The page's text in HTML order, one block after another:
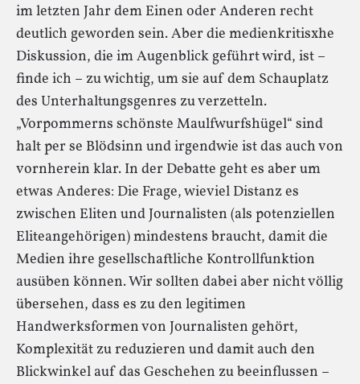
im letzten Jahr dem Einen oder Anderen recht
deutlich geworden sein. Aber die medienkritisxhe
Diskussion, die im Augenblick geführt wird, ist –
finde ich – zu wichtig, um sie auf dem Schauplatz
des Unterhaltungsgenres zu verzetteln.
„Vorpommerns schönste Maulfwurfshügel“ sind
halt per se Blödsinn und irgendwie ist das auch von
vornherein klar. In der Debatte geht es aber um
etwas Anderes: Die Frage, wieviel Distanz es
zwischen Eliten und Journalisten (als potenziellen
Eliteangehörigen) mindestens braucht, damit die
Medien ihre gesellschaftliche Kontrollfunktion
ausüben können. Wir sollten dabei aber nicht völlig
übersehen, dass es zu den legitimen
Handwerksformen von Journalisten gehört,
Komplexität zu reduzieren und damit auch den
Blickwinkel auf das Geschehen zu beeinflussen –